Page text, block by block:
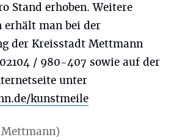
Stand erhoben. Weitere
man bei der
der Kreisstadt Mettmann
/ 980-407 sowie auf der
unter
kunstmeile